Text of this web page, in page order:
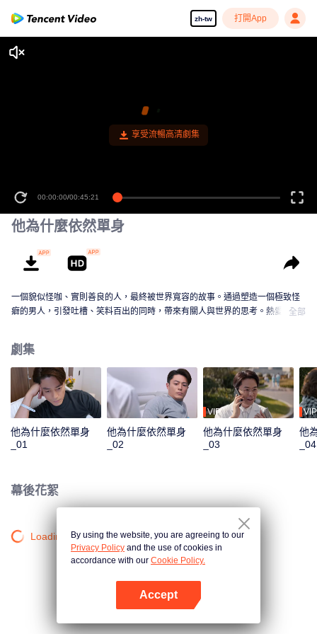
zh-tw 打開App
享受流暢高清劇集
00:00:00/00:45:21
他為什麼依然單身
一個貌似怪咖、實則善良的人，最終被世界寬容的故事。通過塑造一個極致怪
癖的男人，引發吐槽、笑料百出的同時，帶來有關人與世界的思考。熱愛生活
神，他將如何應對，最終抱得美人歸。食無定味，適口者珍！沒有不結婚的男
人，只是沒有找到適配的那個人罷了。
全部
劇集
他為什麼依然單身
_01
他為什麼依然單身
_02
VIP
他為什麼依然單身
_03
VIP
他
_04
幕後花絮
Loading…By using the website, you are agreeing to our
Privacy Policy and the use of cookies in
accordance with our Cookie Policy.
Accept